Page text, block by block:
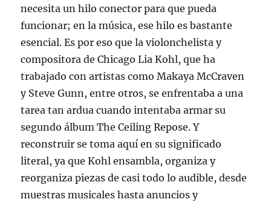
necesita un hilo conector para que pueda
funcionar; en la música, ese hilo es bastante
esencial. Es por eso que la violonchelista y
compositora de Chicago Lia Kohl, que ha
trabajado con artistas como Makaya McCraven
y Steve Gunn, entre otros, se enfrentaba a una
tarea tan ardua cuando intentaba armar su
segundo álbum The Ceiling Repose. Y
reconstruir se toma aquí en su significado
literal, ya que Kohl ensambla, organiza y
reorganiza piezas de casi todo lo audible, desde
muestras musicales hasta anuncios y